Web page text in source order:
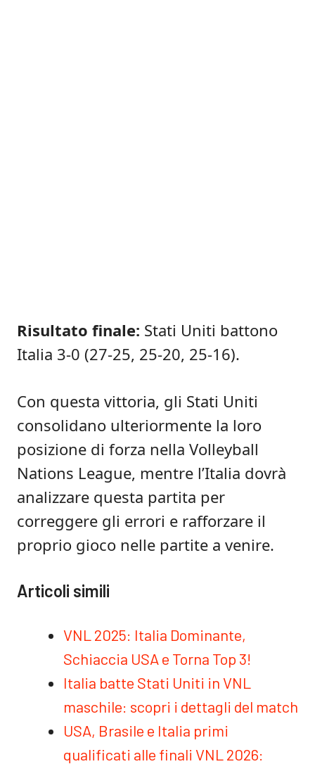
Risultato finale: Stati Uniti battono
Italia 3-0 (27-25, 25-20, 25-16).
Con questa vittoria, gli Stati Uniti
consolidano ulteriormente la loro
posizione di forza nella Volleyball
Nations League, mentre l’Italia dovrà
analizzare questa partita per
correggere gli errori e rafforzare il
proprio gioco nelle partite a venire.
Articoli simili
VNL 2025: Italia Dominante,
Schiaccia USA e Torna Top 3!
Italia batte Stati Uniti in VNL
maschile: scopri i dettagli del match
USA, Brasile e Italia primi
qualificati alle finali VNL 2026: